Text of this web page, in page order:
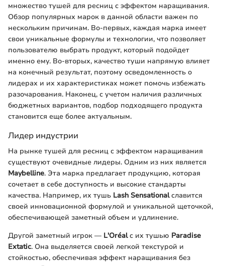
множество тушей для ресниц с эффектом наращивания.
Обзор популярных марок в данной области важен по
нескольким причинам. Во-первых, каждая марка имеет
свои уникальные формулы и технологии, что позволяет
пользователю выбрать продукт, который подойдет
именно ему. Во-вторых, качество туши напрямую влияет
на конечный результат, поэтому осведомленность о
лидерах и их характеристиках может помочь избежать
разочарования. Наконец, с учетом наличия различных
бюджетных вариантов, подбор подходящего продукта
становится еще более актуальным.
Лидер индустрии
На рынке тушей для ресниц с эффектом наращивания
существуют очевидные лидеры. Одним из них является
Maybelline. Эта марка предлагает продукцию, которая
сочетает в себе доступность и высокие стандарты
качества. Например, их тушь Lash Sensationalславится
своей инновационной формулой и уникальной щеточкой,
обеспечивающей заметный объем и удлинение.
Другой заметный игрок — L'Oréalс их тушью Paradise
Extatic. Она выделяется своей легкой текстурой и
стойкостью, обеспечивая эффект наращивания без